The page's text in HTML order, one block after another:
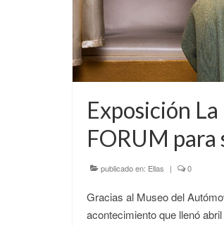
Exposición
FORUM para
publicado en: Ellas | 0
Gracias al Museo del
acontecimiento que llenó